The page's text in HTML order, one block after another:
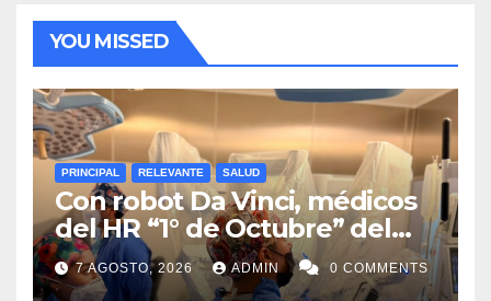
YOU MISSED
PRINCIPAL RELEVANTE SALUD
Con robot Da Vinci, médicos
del HR “1° de Octubre” del
ISSSTE retiran tumor renal a
paciente de 72 años
7 AGOSTO, 2026 ADMIN 0 COMMENTS